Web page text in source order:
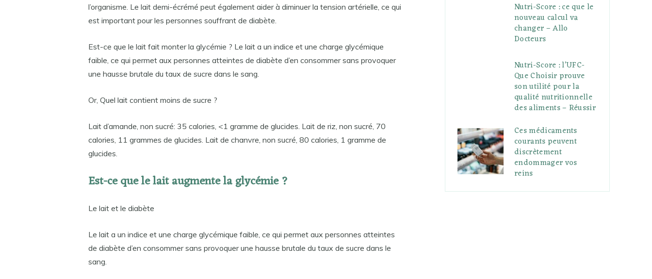
l’organisme. Le lait demi-écrémé peut également aider à diminuer la tension artérielle, ce qui
est important pour les personnes souffrant de diabète.
Est-ce que le lait fait monter la glycémie ? Le lait a un indice et une charge glycémique
faible, ce qui permet aux personnes atteintes de diabète d’en consommer sans provoquer
une hausse brutale du taux de sucre dans le sang.
Or, Quel lait contient moins de sucre ?
Lait d’amande, non sucré: 35 calories, <1 gramme de glucides. Lait de riz, non sucré, 70
calories, 11 grammes de glucides. Lait de chanvre, non sucré, 80 calories, 1 gramme de
glucides.
Est-ce que le lait augmente la glycémie ?
Le lait et le diabète
Le lait a un indice et une charge glycémique faible, ce qui permet aux personnes atteintes
de diabète d’en consommer sans provoquer une hausse brutale du taux de sucre dans le
sang.
Nutri-Score : ce que le
nouveau calcul va
changer – Allo
Docteurs
Nutri-Score : l’UFC-
Que Choisir prouve
son utilité pour la
qualité nutritionnelle
des aliments – Réussir
Ces médicaments
courants peuvent
discrètement
endommager vos
reins